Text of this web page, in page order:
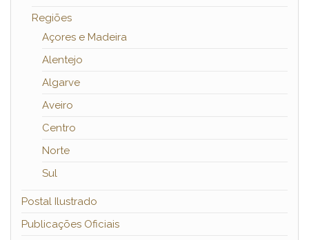
Regiões
Açores e Madeira
Alentejo
Algarve
Aveiro
Centro
Norte
Sul
Postal Ilustrado
Publicações Oficiais